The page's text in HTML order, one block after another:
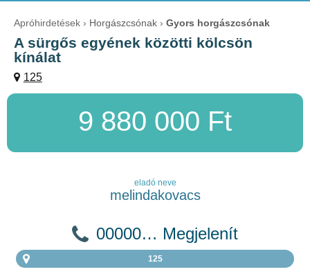
Apróhirdetések Horgászcsónak Gyors horgászcsónak
A sürgős egyének közötti kölcsön
kínálat
125
9 880 000 Ft
eladó neve
melindakovacs
00000… Megjelenít
125